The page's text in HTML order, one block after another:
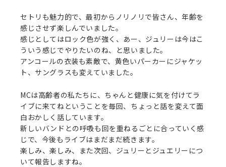
セトリも魅力的で、最初からノリノリで皆さん、年齢を
感じさせず楽しんでいました。
感じとしてはロック色が強く、あー、ジュリーは今はこ
ういう感じでやりたいのね、と思いました。
アンコールの衣装も素敵で、黄色いパーカーにジャケッ
ト、サングラスも変えていました。
MCは高齢者の私たちに、ちゃんと健康に気を付けてラ
イブに来てねということを毎回、ちょっと話を変えて面
白おかしく話しています。
新しいバンドとの呼吸も回を重ねるごとに合っていく感
じで、今後もライブはまだまだ続きます。
楽しみ、楽しみ、また次回、ジュリーとジュエリーにつ
いて報告しますね。